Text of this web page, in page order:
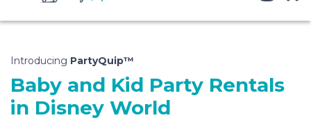
Introducing PartyQuip™
Baby and Kid Party Rentals
in Disney World